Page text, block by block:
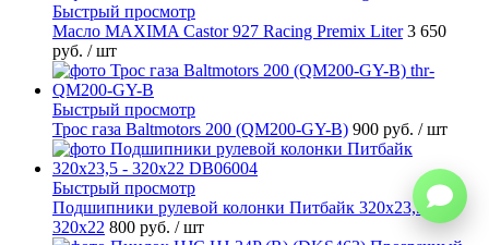
Быстрый просмотр
Масло MAXIMA Castor 927 Racing Premix Liter 3 650
руб. / шт
Быстрый просмотр
Трос газа Baltmotors 200 (QM200-GY-B) 900 руб. / шт
Быстрый просмотр
Подшипники рулевой колонки Питбайк 320x23,5 -
320x22 800 руб. / шт